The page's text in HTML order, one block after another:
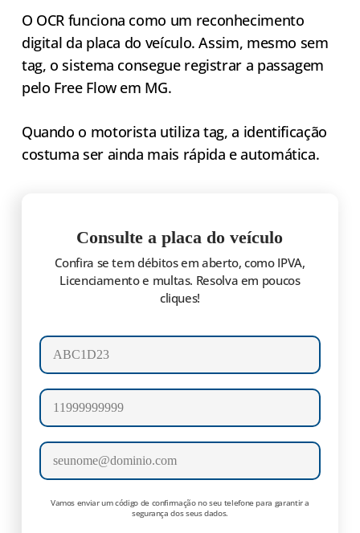
O OCR funciona como um reconhecimento
digital da placa do veículo. Assim, mesmo sem
tag, o sistema consegue registrar a passagem
pelo Free Flow em MG.
Quando o motorista utiliza tag, a identificação
costuma ser ainda mais rápida e automática.
Consulte a placa do veículo
Confira se tem débitos em aberto, como IPVA,
Licenciamento e multas. Resolva em poucos
cliques!
Vamos enviar um código de confirmação no seu telefone para garantir a
segurança dos seus dados.